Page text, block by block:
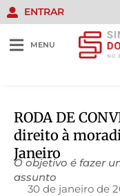
ENTRAR
MENU
RODA DE
direito à
Janeiro
O objetivo é fazer
assunto
30 de janeiro de